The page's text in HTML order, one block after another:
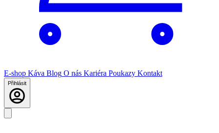
E-shop Káva Blog O nás Kariéra Poukazy Kontakt
Přihlásit